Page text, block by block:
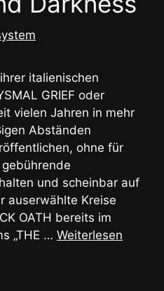
italienischen
GRIEF oder
vielen Jahren in mehr
Abständen
ohne für
und scheinbar auf
auserwählte Kreise
OATH bereits im
„THE … Weiterlesen